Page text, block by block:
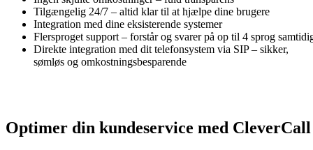
Tilgængelig 24/7 – altid klar til at hjælpe dine brugere
Integration med dine eksisterende systemer
Flersproget support – forstår og svarer på op til 4 sprog
Direkte integration med dit telefonsystem via SIP– sikker,
sømløs og omkostningsbesparende
Optimer din kundeservice med CleverCall